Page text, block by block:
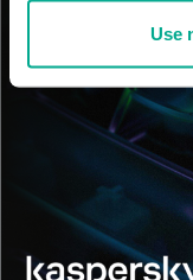
Use